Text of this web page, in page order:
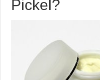
Pickel?